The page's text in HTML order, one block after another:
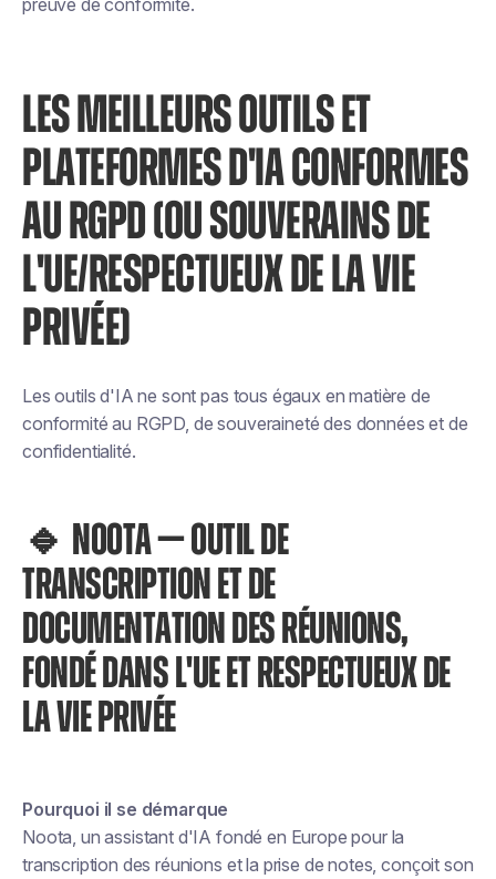
preuve de conformité.
LES MEILLEURS OUTILS ET
PLATEFORMES D'IA CONFORMES
AU RGPD (OU SOUVERAINS DE
L'UE/RESPECTUEUX DE LA VIE
PRIVÉE)
Les outils d'IA ne sont pas tous égaux en matière de
conformité au RGPD, de souveraineté des données et de
confidentialité.
🔹 NOOTA — OUTIL DE
TRANSCRIPTION ET DE
DOCUMENTATION DES RÉUNIONS,
FONDÉ DANS L'UE ET RESPECTUEUX DE
LA VIE PRIVÉE
Pourquoi il se démarque
Noota, un assistant d'IA fondé en Europe pour la
transcription des réunions et la prise de notes, conçoit son